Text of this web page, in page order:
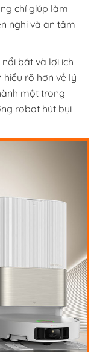
chỉ giúp làm
nghi và an tâm
bật và lợi ích
rõ hơn về lý
một trong
robot hút bụi